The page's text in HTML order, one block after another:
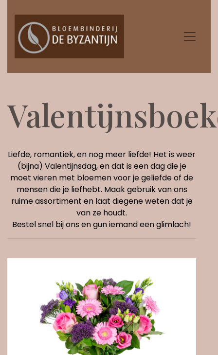
Liefde, romantiek, en nog meer liefde! Het is weer
(bijna) Valentijnsdag, en dat is een dag die je
moet vieren met bloemen voor je geliefde of de
mensen die je liefhebt. Maak gebruik van ons
ruime assortiment en laat diegene weten dat je
van ze houdt.
Bestel snel bij ons en gun iemand een glimlach!